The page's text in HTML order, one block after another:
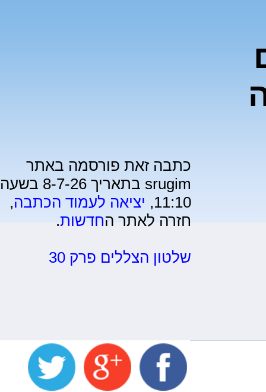
כתבה זאת פורסמה באתר
srugim בתאריך 8-7-26 בשעה
11:10, יציאה לעמוד הכתבה,
חזרה לאתר החדשות.
שלטון הצללים פרק 30